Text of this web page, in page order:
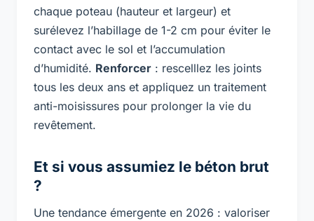
chaque poteau (hauteur et largeur) et
surélevez l’habillage de 1-2 cm pour éviter le
contact avec le sol et l’accumulation
d’humidité. Renforcer : rescelllez les joints
tous les deux ans et appliquez un traitement
anti-moisissures pour prolonger la vie du
revêtement.
Et si vous assumiez le béton brut
?
Une tendance émergente en 2026 : valoriser